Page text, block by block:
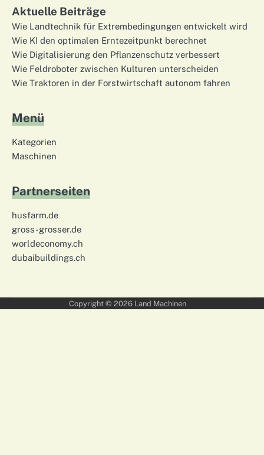
Aktuelle Beiträge
Wie Landtechnik für Extrembedingungen entwickelt wird
Wie KI den optimalen Erntezeitpunkt berechnet
Wie Digitalisierung den Pflanzenschutz verbessert
Wie Feldroboter zwischen Kulturen unterscheiden
Wie Traktoren in der Forstwirtschaft autonom fahren
Menü
Kategorien
Maschinen
Partnerseiten
husfarm.de
gross-grosser.de
worldeconomy.ch
dubaibuildings.ch
Copyright © 2026 Land Machinen